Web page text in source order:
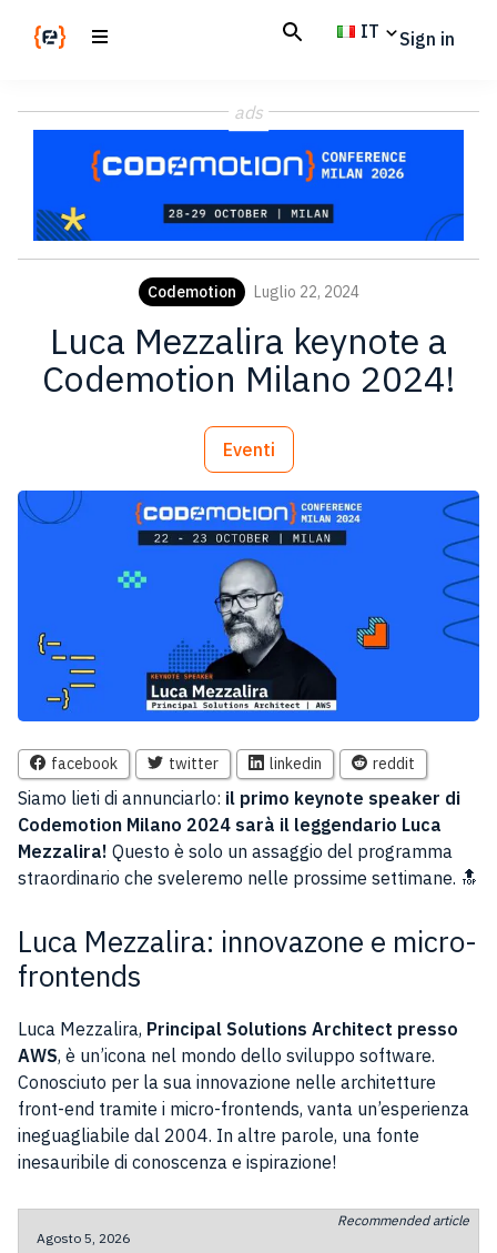
Magazine
code
IT Sign in
ads
Codemotion Luglio 22, 2024
Luca Mezzalira keynote a
Codemotion Milano 2024!
Eventi
facebook twitter linkedin reddit
Siamo lieti di annunciarlo: il primo keynote speaker di
Codemotion Milano 2024 sarà il leggendario Luca
Mezzalira! Questo è solo un assaggio del programma
straordinario che sveleremo nelle prossime settimane. 🔝
Luca Mezzalira: innovazone e micro-
frontends
Luca Mezzalira, Principal Solutions Architect presso
AWS, è un’icona nel mondo dello sviluppo software.
Conosciuto per la sua innovazione nelle architetture
front-end tramite i micro-frontends, vanta un’esperienza
ineguagliabile dal 2004. In altre parole, una fonte
inesauribile di conoscenza e ispirazione!
Recommended article
Agosto 5, 2026